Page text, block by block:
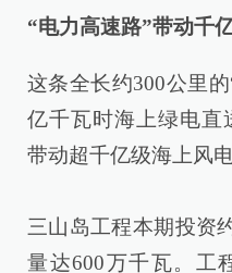
“电力高速路”带动千
这条全长约300公里
亿千瓦时海上绿电直
带动超千亿级海上风电
三山岛工程本期投资
量达600万千瓦。工